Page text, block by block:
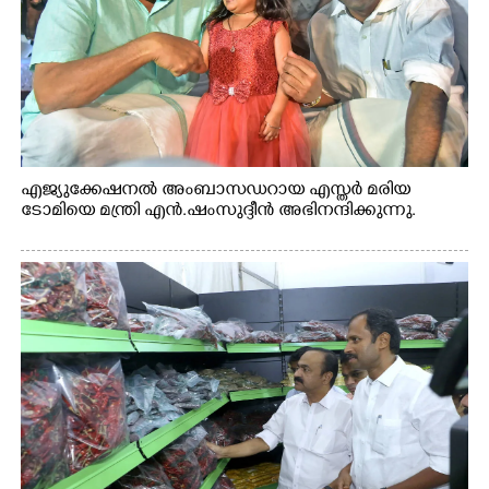
എജ്യുക്കേഷനൽ അംബാസഡറായ എസ്തർ മരിയ
ടോമിയെ മന്ത്രി എൻ.ഷംസുദ്ദീൻ അഭിനന്ദിക്കുന്നു.